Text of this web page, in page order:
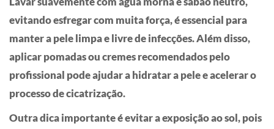
evitando esfregar com muita força, é essencial para
manter a pele limpa e livre de infecções. Além disso,
aplicar pomadas ou cremes recomendados pelo
profissional pode ajudar a hidratar a pele e acelerar o
processo de cicatrização.
Outra dica importante é evitar a exposição ao sol, pois